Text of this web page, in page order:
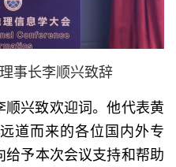
事长李顺兴致辞
顺兴致欢迎词。他代表黄
道而来的各位国内外专
给予本次会议支持和帮助